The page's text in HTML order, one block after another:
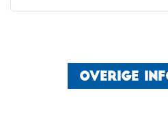
OVERIGE